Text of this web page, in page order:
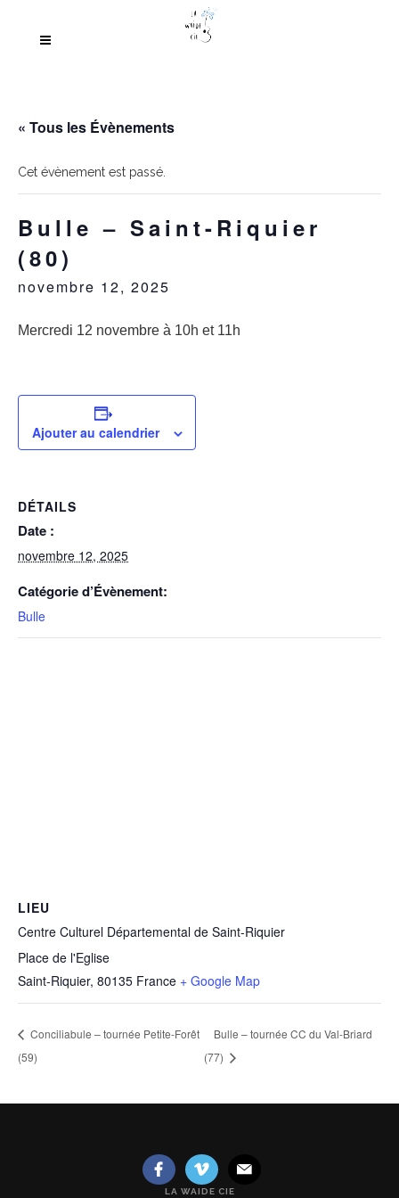
« Tous les Évènements
Cet évènement est passé.
Bulle – Saint-Riquier
(80)
novembre 12, 2025
Mercredi 12 novembre à 10h et 11h
Ajouter au calendrier
DÉTAILS
Date :
novembre 12, 2025
Catégorie d’Évènement:
Bulle
LIEU
Centre Culturel Départemental de Saint-Riquier
Place de l'Eglise
Saint-Riquier, 80135 France + Google Map
Conciliabule – tournée Petite-Forêt
(59)
Bulle – tournée CC du Val-Briard
(77)
LA WAIDE CIE